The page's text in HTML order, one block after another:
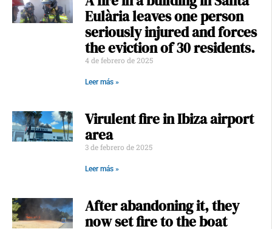
Eulària leaves one person
seriously injured and forces
the eviction of 30 residents.
4 de febrero de 2025
Leer más »
Virulent fire in Ibiza airport
area
3 de febrero de 2025
Leer más »
After abandoning it, they
now set fire to the boat